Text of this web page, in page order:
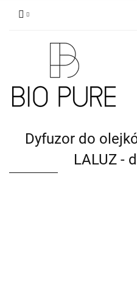
Dyfuzor do
LALUZ -